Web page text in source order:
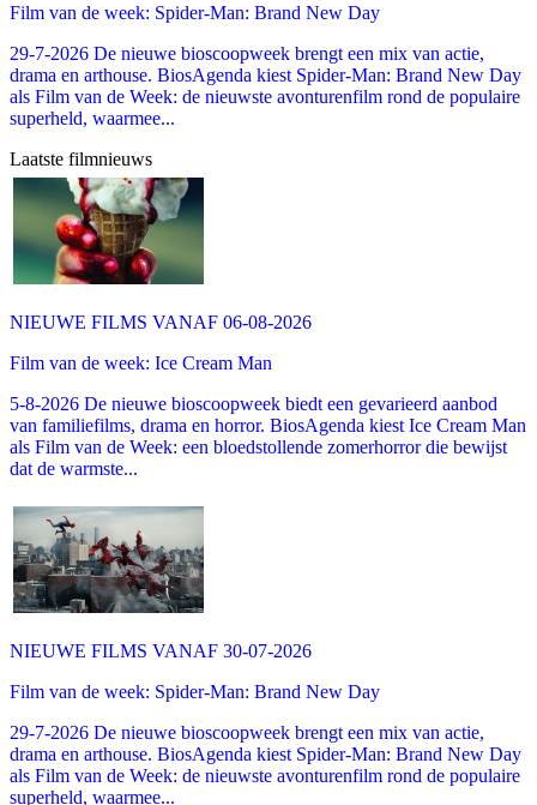
Film van de week: Spider-Man: Brand New Day
29-7-2026 De nieuwe bioscoopweek brengt een mix van actie,
drama en arthouse. BiosAgenda kiest Spider-Man: Brand New Day
als Film van de Week: de nieuwste avonturenfilm rond de populaire
superheld, waarmee...
Laatste filmnieuws
NIEUWE FILMS VANAF 06-08-2026
Film van de week: Ice Cream Man
5-8-2026 De nieuwe bioscoopweek biedt een gevarieerd aanbod
van familiefilms, drama en horror. BiosAgenda kiest Ice Cream Man
als Film van de Week: een bloedstollende zomerhorror die bewijst
dat de warmste...
NIEUWE FILMS VANAF 30-07-2026
Film van de week: Spider-Man: Brand New Day
29-7-2026 De nieuwe bioscoopweek brengt een mix van actie,
drama en arthouse. BiosAgenda kiest Spider-Man: Brand New Day
als Film van de Week: de nieuwste avonturenfilm rond de populaire
superheld, waarmee...